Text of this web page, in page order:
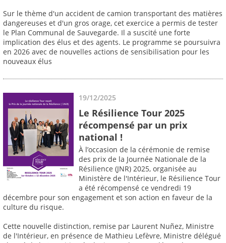
Sur le thème d'un accident de camion transportant des matières
dangereuses et d'un gros orage, cet exercice a permis de tester
le Plan Communal de Sauvegarde. Il a suscité une forte
implication des élus et des agents. Le programme se poursuivra
en 2026 avec de nouvelles actions de sensibilisation pour les
nouveaux élus
19/12/2025
Le Résilience Tour 2025
récompensé par un prix
national !
À l’occasion de la cérémonie de remise
des prix de la Journée Nationale de la
Résilience (JNR) 2025, organisée au
Ministère de l'Intérieur, le Résilience Tour
a été récompensé ce vendredi 19
décembre pour son engagement et son action en faveur de la
culture du risque.
Cette nouvelle distinction, remise par Laurent Nuñez, Ministre
de l'Intérieur, en présence de Mathieu Lefèvre, Ministre délégué